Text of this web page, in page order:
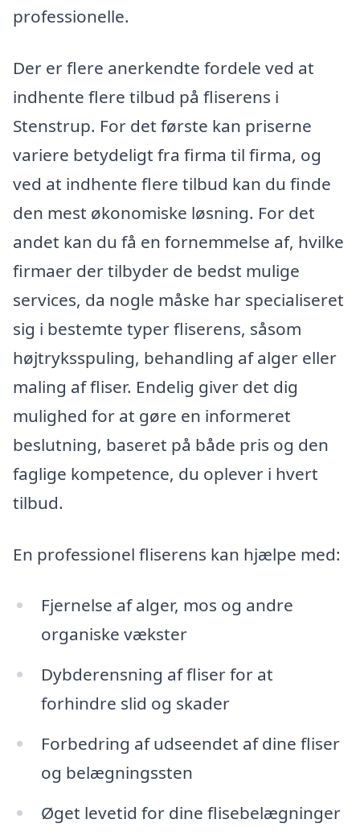
professionelle.
Der er flere anerkendte fordele ved at
indhente flere tilbud på fliserens i
Stenstrup. For det første kan priserne
variere betydeligt fra firma til firma, og
ved at indhente flere tilbud kan du finde
den mest økonomiske løsning. For det
andet kan du få en fornemmelse af, hvilke
firmaer der tilbyder de bedst mulige
services, da nogle måske har specialiseret
sig i bestemte typer fliserens, såsom
højtryksspuling, behandling af alger eller
maling af fliser. Endelig giver det dig
mulighed for at gøre en informeret
beslutning, baseret på både pris og den
faglige kompetence, du oplever i hvert
tilbud.
En professionel fliserens kan hjælpe med:
Fjernelse af alger, mos og andre
organiske vækster
Dybderensning af fliser for at
forhindre slid og skader
Forbedring af udseendet af dine fliser
og belægningssten
Øget levetid for dine flisebelægninger